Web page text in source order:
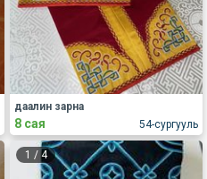
54-сургууль
даалин зарна
8 сая
1 / 4